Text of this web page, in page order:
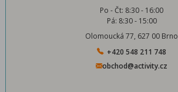
Po - Čt: 8:30 - 16:00
Pá: 8:30 - 15:00
Olomoucká 77, 627 00 Brno
+420 548 211 748
obchod@activity.cz